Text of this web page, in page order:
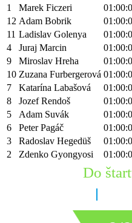
1
Marek Ficzeri
12 Adam Bobrik
11 Ladislav Golenya
4
Juraj Marcin
9
Miroslav Hreha
10 Zuzana Furbergerová
7
Katarína Labašová
8
Jozef Rendoš
5
Adam Suvák
6
Peter Pagáč
3
Radoslav Hegedüš
2
Zdenko Gyongyosi
Do